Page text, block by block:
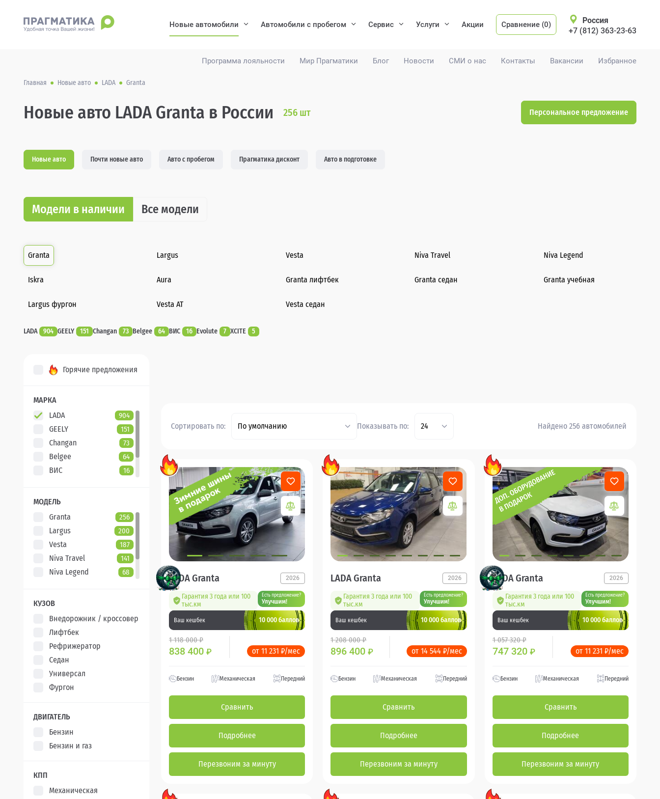
Программа лояльности Мир Прагматики Блог Новости СМИ о нас Контакты Вакансии Избранное
Новые автомобили Автомобили с пробегом Сервис Услуги Акции Сравнение (0)
Россия
+7 (812) 363-23-63
Главная Новые авто LADA Granta
Новые авто LADA Granta в России 256 шт Персональное предложение
Новые авто Почти новые авто Авто с пробегом Прагматика дисконт Авто в подготовке
Модели в наличии Все модели
Granta Largus Vesta Niva Travel Niva Legend
Iskra Aura Granta лифтбек Granta седан Granta учебная
Largus фургон Vesta AT Vesta седан
LADA 904 GEELY 151 Changan 73 Belgee 64 ВИС 16 Evolute 7 XCITE 5
Горячие предложения
МАРКА
LADA
904
GEELY 151
Changan 73
Belgee 64
ВИС 16
XCITE
МОДЕЛЬ
Granta
256
Largus 200
Vesta 187
Niva Travel 141
Niva Legend 68
Aura
КУЗОВ
Внедорожник / кроссовер
Лифтбек
Рефрижератор
Седан
Универсал
Фургон
ДВИГАТЕЛЬ
Бензин
Бензин и газ
КПП
Механическая
Сортировать по: По умолчанию Показывать по: 24 Найдено 256 автомобилей
LADA Granta 2026
Гарантия 3 года или 100
тыс.км
Есть предложение?
Улучшим!
Ваш кешбек 10 000 баллов
1 118 000 ₽
838 400 ₽ от 11 231 ₽/мес
Бензин Механическая Передний
Сравнить
Подробнее
Перезвоним за минуту
LADA Granta 2026
Гарантия 3 года или 100
тыс.км
Есть предложение?
Улучшим!
Ваш кешбек 10 000 баллов
1 208 000 ₽
896 400₽ от 14 544 ₽/мес
Бензин Механическая Передний
Сравнить
Подробнее
Перезвоним за минуту
LADA Granta 2026
Гарантия 3 года или 100
тыс.км
Есть предложение?
Улучшим!
Ваш кешбек 10 000 баллов
1 057 320 ₽
747 320 ₽ от 11 231 ₽/мес
Бензин Механическая Передний
Сравнить
Подробнее
Перезвоним за минуту